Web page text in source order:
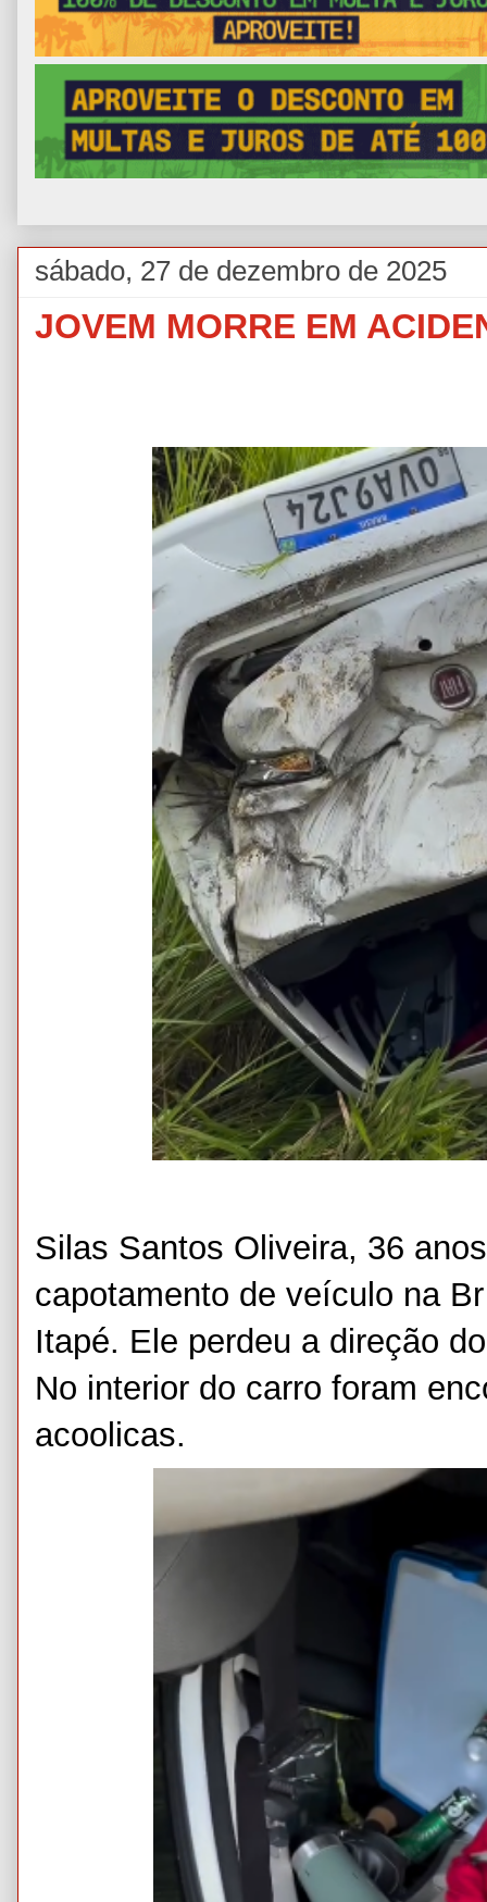
sábado, 27 de dezembro de 2025
JOVEM MORRE EM
Silas Santos Oliveira, 36
capotamento de veículo na
Itapé. Ele perdeu a direção
No interior do carro foram
acoolicas.